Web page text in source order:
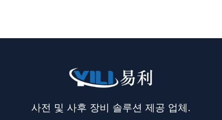
사전 및 사후 장비 솔루션 제공 업체.